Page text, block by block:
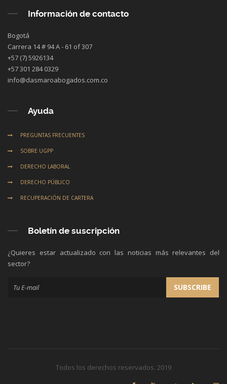
Información de contacto
Bogotá
Carrera 14 # 94 A - 61 of 307
+57 (7) 5926134
+57 301 284 0329
info@dasmaroabogados.com.co
Ayuda
PREGUNTAS FRECUENTES
SOBRE UGPP
DERECHO LABORAL
DERECHO PÚBLICO
RECUPERACIÓN DE CARTERA
Boletín de suscripción
¿Quieres estar actualizado con las noticias más relevantes del
sector?
Todos los derechos reservados. 2019